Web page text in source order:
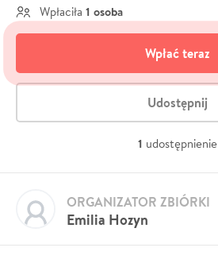
Wpłaciła 1 osoba
Wpłać teraz
Udostępnij
1 udostępnienie
Emilia Hozyn
ORGANIZATOR ZBIÓRKI